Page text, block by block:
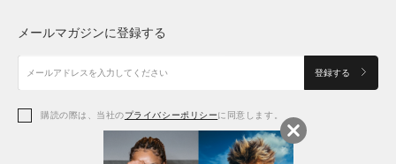
アクセサリー
アクセサリー
シューズ
アクセサリー
シューズ
メールマガジンに登録する
登録する
購読の際は、当社のプライバシーポリシーに同意します。